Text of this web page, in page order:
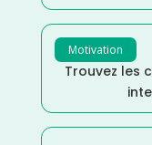
Motivation
Trouvez les